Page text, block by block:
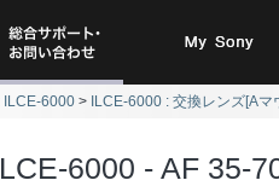
合サポート・お
My
ILCE-6000 ILCE-6000 : 交換レンズ[Aマ
6000 - AF 35-